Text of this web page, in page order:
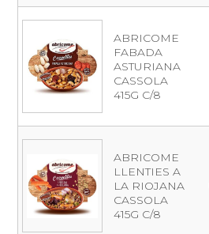
ABRICOME
FABADA
ASTURIANA
CASSOLA
415G C/8
ABRICOME
LLENTIES A
LA RIOJANA
CASSOLA
415G C/8